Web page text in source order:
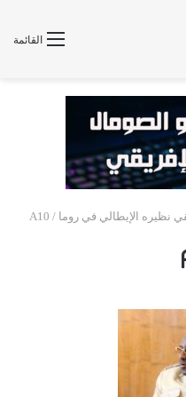
القائمة
نظيره الإيطالي في روما /
A10